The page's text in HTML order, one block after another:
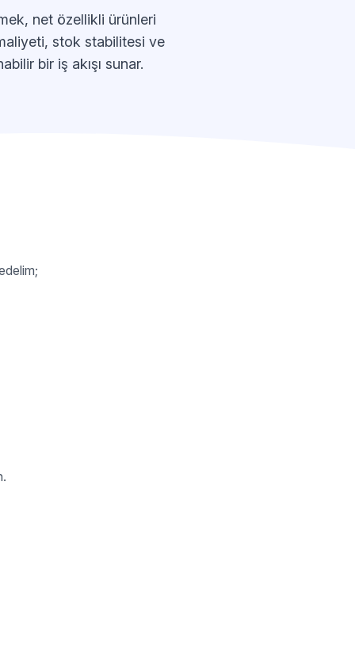
net özellikli ürünleri
stok stabilitesi ve
bir iş akışı sunar.